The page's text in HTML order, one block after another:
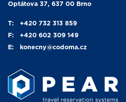
Optátova 37, 637 00 Brno
T:
+420 732 313 859
F:
+420 602 309 149
E:
konecny@codoma.cz